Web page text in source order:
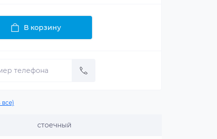
В корзину
стоечный